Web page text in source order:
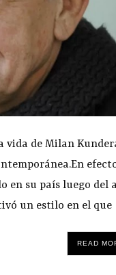
vida de Milan
en su país luego del
un estilo en el que
READ